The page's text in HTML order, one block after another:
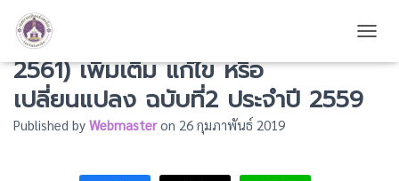
แผนพัฒนาสามปี (พ.ศ. 2559 –
2561) เพิ่มเติม แก้ไข หรือ
เปลี่ยนแปลง ฉบับที่2 ประจำปี 2559
Published by Webmasteron 26 กุมภาพันธ์ 2019